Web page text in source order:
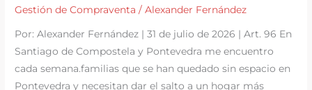
Gestión de Compraventa /Alexander Fernández
Por: Alexander Fernández | 31 de julio de 2026 | Art. 96 En
Santiago de Compostela y Pontevedra me encuentro
cada semana.familias que se han quedado sin espacio en
Pontevedra y necesitan dar el salto a un hogar más